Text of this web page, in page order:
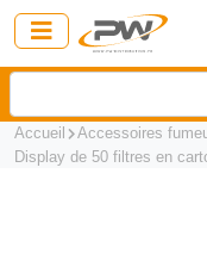
Accueil Accessoires
Display de 50 filtres en